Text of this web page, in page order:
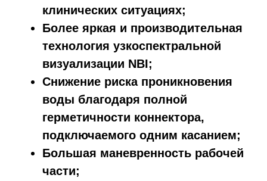
клинических ситуациях;
Более яркая и производительная
технология узкоспектральной
визуализации NBI;
Снижение риска проникновения
воды благодаря полной
герметичности коннектора,
подключаемого одним касанием;
Большая маневренность рабочей
части;